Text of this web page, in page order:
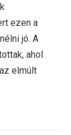
ezen a
jó. A
ahol
elmúlt